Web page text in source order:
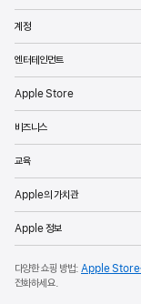
계정
엔터테인먼트
Apple Store
비즈니스
교육
Apple의 가치관
Apple 정보
다양한 쇼핑 방법: Apple Store
전화하세요.